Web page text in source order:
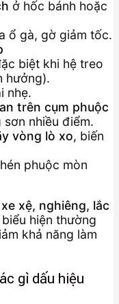
ở hốc bánh hoặc
ổ gà, gờ giảm tốc.
biệt khi hệ treo
hưởng).
nhẹ.
trên cụm phuộc
sơn nhiều điểm.
vòng lò xo, biến
phuộc mòn
xe xệ, nghiêng, lắc
hiện thường
khả năng làm
gì dấu hiệu